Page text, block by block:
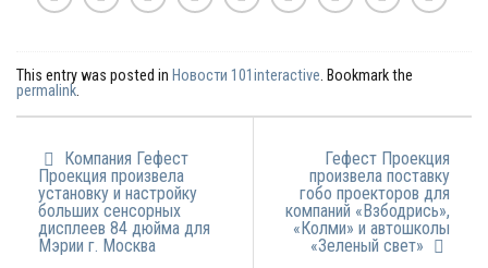
This entry was posted in Новости 101interactive. Bookmark the
permalink.
Компания Гефест
Проекция произвела
установку и настройку
больших сенсорных
дисплеев 84 дюйма для
Мэрии г. Москва
Гефест Проекция
произвела поставку
гобо проекторов для
компаний «Взбодрись»,
«Колми» и автошколы
«Зеленый свет»